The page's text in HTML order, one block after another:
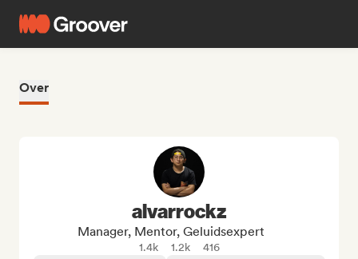
Over
alvarrockz
Manager, Mentor, Geluidsexpert
1.4k 1.2k
416